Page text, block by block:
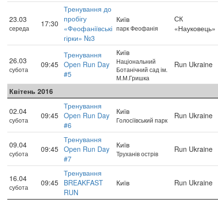
23.03
середа 17:30
Тренування до
пробігу
«Феофаніївські
гірки» №3
Київ
парк Феофанія
СК
«Науковець»
26.03
субота
09:45
Тренування
Open Run Day
#5
Київ
Національний
Ботанічний сад ім.
М.М.Гришка
Run Ukraine
Квітень 2016
02.04
субота 09:45
Тренування
Open Run Day
#6
Київ
Голосіївський парк Run Ukraine
09.04
субота 09:45
Тренування
Open Run Day
#7
Київ
Труханів острів Run Ukraine
16.04
субота 09:45
Тренування
BREAKFAST
RUN
Київ Run Ukraine